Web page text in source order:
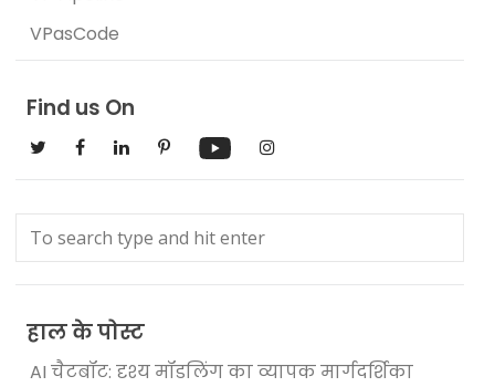
VPasCode
Find us On
हाल के पोस्ट
AI चैटबॉट: दृश्य मॉडलिंग का व्यापक मार्गदर्शिका